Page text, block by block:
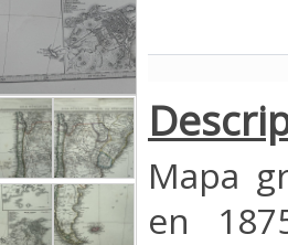
Mapa
en